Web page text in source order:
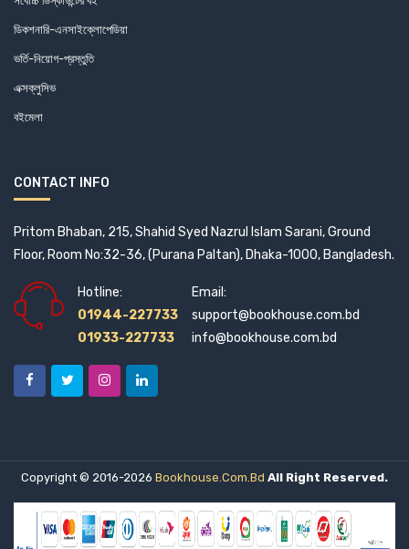
ডিকশনারি-এনসাইক্লোপেডিয়া
ভর্তি-নিয়োগ-প্রস্তুতি
এক্সক্লুসিভ
বইমেলা
CONTACT INFO
Pritom Bhaban, 215, Shahid Syed Nazrul Islam Sarani, Ground
Floor, Room No:32-36, (Purana Paltan), Dhaka-1000, Bangladesh.
Hotline:
01944-227733
01933-227733
Email:
support@bookhouse.com.bd
info@bookhouse.com.bd
Copyright © 2016-2026 Bookhouse.com.bd All Right Reserved.